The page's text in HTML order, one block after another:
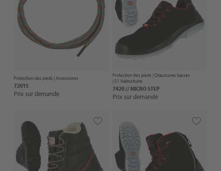
Protection des pieds |Accessoires
7201S
Prix sur demande
Protection des pieds |Chaussures basses
| S1 Halbschuhe
7420 // MICRO STEP
Prix sur demande